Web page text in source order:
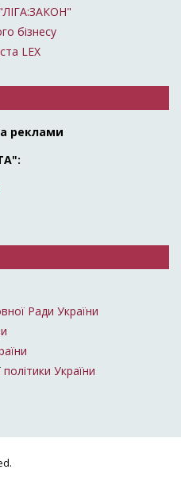
бізнесу
LEX
реклами
Ради України
України